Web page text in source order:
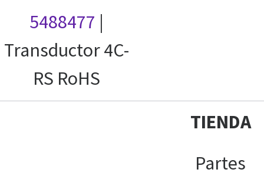
5488477 |
Transductor 4C-
RS RoHS
TIENDA
Partes